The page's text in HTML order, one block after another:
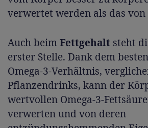
verwertet werden als das
Auch beimFettgehalt steht
erster Stelle. Dank dem
Omega-3-Verhältnis,
Pflanzendrinks, kann der
wertvollen Omega-3-
verwerten und von deren